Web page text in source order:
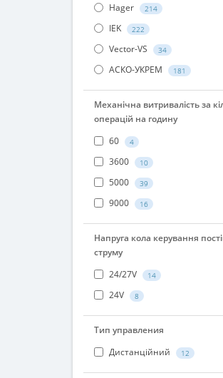
Hager 214
IEK 222
Vector-VS 34
АСКО-УКРЕМ 181
Механічна витривалість за
операцій на годину
60
4
3600 10
5000 39
9000 16
Напруга кола керування
струму
24/27V
14
24V 8
Тип управления
Дистанційний
12